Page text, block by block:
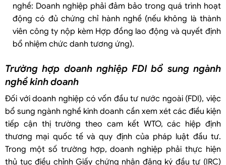
nghề: Doanh nghiệp phải đảm bảo trong quá trình hoạt
động có đủ chứng chỉ hành nghề (nếu không là thành
viên công ty nộp kèm Hợp đồng lao động và quyết định
bổ nhiệm chức danh tương ứng).
Trường hợp doanh nghiệp FDI bổ sung ngành
nghề kinh doanh
Đối với doanh nghiệp có vốn đầu tư nước ngoài (FDI), việc
bổ sung ngành nghề kinh doanh cần xem xét các điều kiện
tiếp cận thị trường theo cam kết WTO, các hiệp định
thương mại quốc tế và quy định của pháp luật đầu tư.
Trong một số trường hợp, doanh nghiệp phải thực hiện
thủ tục điều chỉnh Giấy chứng nhận đăng ký đầu tư (IRC)